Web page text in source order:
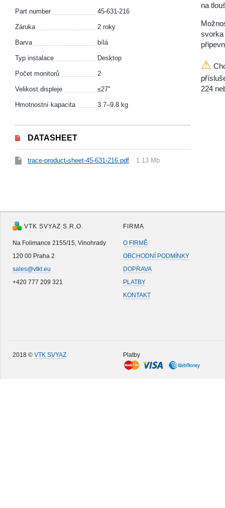
Part number 45-631-216
Záruka 2 roky
Barva bílá
Typ instalace Desktop
Počet monitorů 2
Velikost displeje ≤27"
Hmotnostní kapacita 3.7–9.8 kg
DATASHEET
trace-product-sheet-45-631-216.pdf 1.13 Mb
na
svorka
⚠
224
VTK SVYAZ S.R.O.
Na Folimance 2155/15, Vinohrady
120 00 Praha 2
sales@vtkt.eu
+420 777 209 321
FIRMA
O FIRMĚ
OBCHODNÍ PODMÍNKY
DOPRAVA
PLATBY
KONTAKT
2018 © VTK SVYAZ Platby